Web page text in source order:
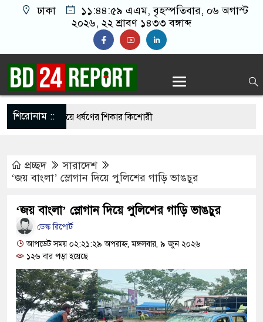
ঢাকা ১১:৪৫:০০ এএম, বৃহস্পতিবার, ০৬ অগাস্ট
২০২৬, ২২ শ্রাবণ ১৪৩৩ বঙ্গাব্দ
শিরোনাম ::
করতে গিয়ে ধর্ষণের শিকার কিশোরী
ফ্যামিলি কার্ড দেবেন প্রধানমন্ত্রী
পুলিশকে পিটিয়ে র’ক্তা’ক্ত করা হয়েছে, সে দৃশ্য
ক্লিনিকে রোগী দেখছিলেন চিকিৎসক,
নির্দেশ স্বাস্থ্যমন্ত্রীর
দ্বন্দ্বে বন্ধুকে হত্যা, শিশু আইনে ২ জনের সাজা
প্রচ্ছদ
সারাদেশ
‘জয় বাংলা’ স্লোগান দিয়ে পুলিশের গাড়ি ভাঙচুর
‘জয় বাংলা’ স্লোগান দিয়ে পুলিশের গাড়ি ভাঙচুর
ডেস্ক রিপোর্ট
আপডেট সময় ০২:২১:২৯ অপরাহ্ন, মঙ্গলবার, ৯ জুন ২০২৬
১২৬ বার পড়া হয়েছে